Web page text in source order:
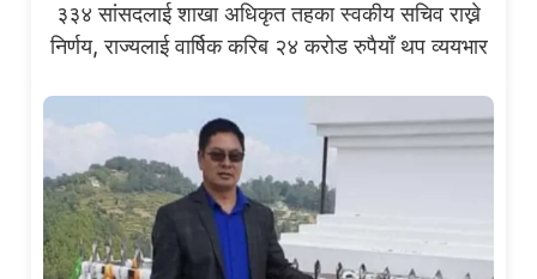
३३४ सांसदलाई शाखा अधिकृत तहका स्वकीय सचिव राख्ने
निर्णय, राज्यलाई वार्षिक करिब २४ करोड रुपैयाँ थप व्ययभार